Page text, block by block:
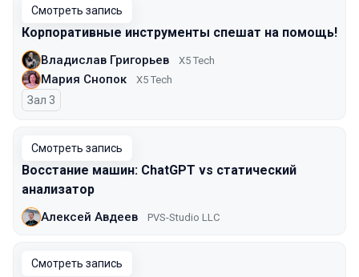
Смотреть запись
Корпоративные инструменты спешат на помощь!
Владислав Григорьев X5 Tech
Мария Снопок X5 Tech
Зал 3
Смотреть запись
Восстание машин: ChatGPT vs статический
анализатор
Алексей Авдеев PVS-Studio LLC
Смотреть запись